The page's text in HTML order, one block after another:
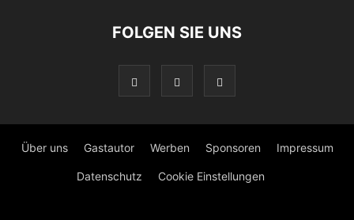
FOLGEN SIE UNS
Über uns Gastautor Werben Sponsoren Impressum
Datenschutz Cookie Einstellungen